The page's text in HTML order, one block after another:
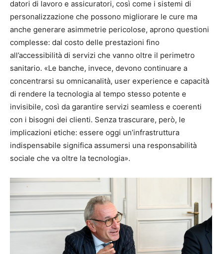
datori di lavoro e assicuratori, così come i sistemi di
personalizzazione che possono migliorare le cure ma
anche generare asimmetrie pericolose, aprono questioni
complesse: dal costo delle prestazioni fino
all’accessibilità di servizi che vanno oltre il perimetro
sanitario. «Le banche, invece, devono continuare a
concentrarsi su omnicanalità, user experience e capacità
di rendere la tecnologia al tempo stesso potente e
invisibile, così da garantire servizi seamless e coerenti
con i bisogni dei clienti. Senza trascurare, però, le
implicazioni etiche: essere oggi un’infrastruttura
indispensabile significa assumersi una responsabilità
sociale che va oltre la tecnologia».